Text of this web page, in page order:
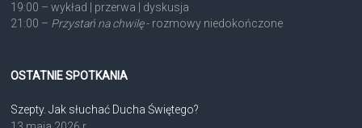
19:00 – wykład | przerwa | dyskusja
21:00 – Przystań na chwilę- rozmowy niedokończone
OSTATNIE SPOTKANIA
Szepty. Jak słuchać Ducha Świętego?